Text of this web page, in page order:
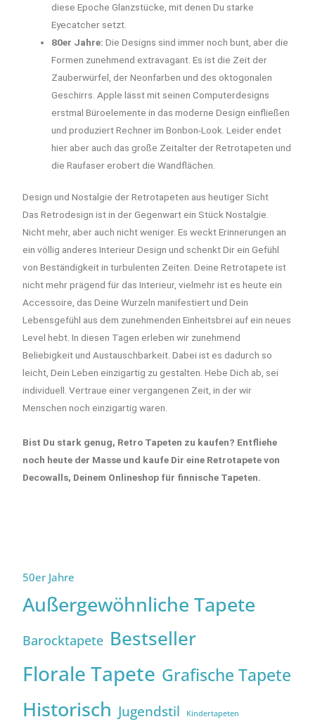
diese Epoche Glanzstücke, mit denen Du starke
Eyecatcher setzt.
80er Jahre: Die Designs sind immer noch bunt, aber die
Formen zunehmend extravagant. Es ist die Zeit der
Zauberwürfel, der Neonfarben und des oktogonalen
Geschirrs. Apple lässt mit seinen Computerdesigns
erstmal Büroelemente in das moderne Design einfließen
und produziert Rechner im Bonbon-Look. Leider endet
hier aber auch das große Zeitalter der Retrotapeten und
die Raufaser erobert die Wandflächen.
Design und Nostalgie der Retrotapeten aus heutiger Sicht
Das Retrodesign ist in der Gegenwart ein Stück Nostalgie.
Nicht mehr, aber auch nicht weniger. Es weckt Erinnerungen an
ein völlig anderes Interieur Design und schenkt Dir ein Gefühl
von Beständigkeit in turbulenten Zeiten. Deine Retrotapete ist
nicht mehr prägend für das Interieur, vielmehr ist es heute ein
Accessoire, das Deine Wurzeln manifestiert und Dein
Lebensgefühl aus dem zunehmenden Einheitsbrei auf ein neues
Level hebt. In diesen Tagen erleben wir zunehmend
Beliebigkeit und Austauschbarkeit. Dabei ist es dadurch so
leicht, Dein Leben einzigartig zu gestalten. Hebe Dich ab, sei
individuell. Vertraue einer vergangenen Zeit, in der wir
Menschen noch einzigartig waren.
Bist Du stark genug, Retro Tapeten zu kaufen? Entfliehe
noch heute der Masse und kaufe Dir eine Retrotapete von
Decowalls, Deinem Onlineshop für finnische Tapeten.
50er Jahre
Außergewöhnliche Tapete
Barocktapete Bestseller
Florale Tapete Grafische Tapete
Historisch Jugendstil Kindertapeten